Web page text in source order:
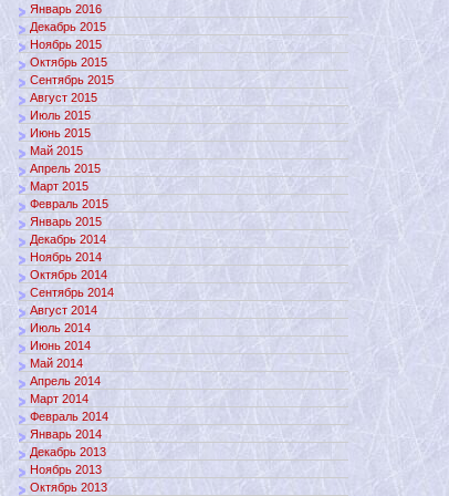
Январь 2016
Декабрь 2015
Ноябрь 2015
Октябрь 2015
Сентябрь 2015
Август 2015
Июль 2015
Июнь 2015
Май 2015
Апрель 2015
Март 2015
Февраль 2015
Январь 2015
Декабрь 2014
Ноябрь 2014
Октябрь 2014
Сентябрь 2014
Август 2014
Июль 2014
Июнь 2014
Май 2014
Апрель 2014
Март 2014
Февраль 2014
Январь 2014
Декабрь 2013
Ноябрь 2013
Октябрь 2013